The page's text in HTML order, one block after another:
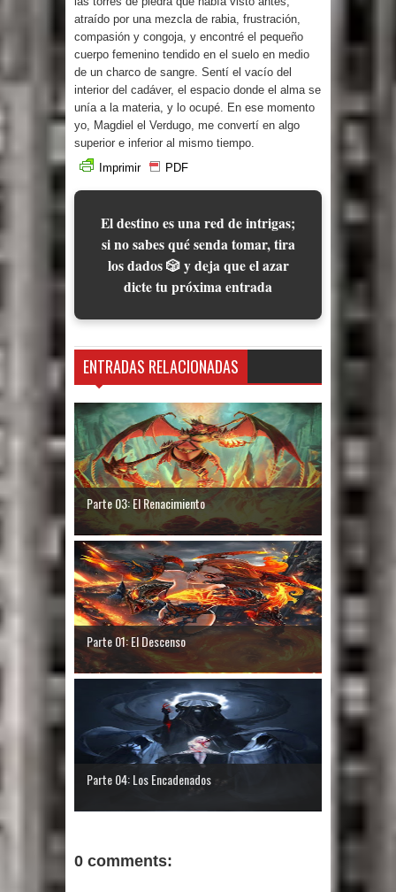
atraído por una mezcla de rabia, frustración,
compasión y congoja, y encontré el pequeño
cuerpo femenino tendido en el suelo en medio
de un charco de sangre. Sentí el vacío del
interior del cadáver, el espacio donde el alma se
unía a la materia, y lo ocupé. En ese momento
yo, Magdiel el Verdugo, me convertí en algo
superior e inferior al mismo tiempo.
Imprimir
PDF
El destino es una red de intrigas;
si no sabes qué senda tomar, tira
los dados 🎲 y deja que el azar
dicte tu próxima entrada
ENTRADAS RELACIONADAS
Parte 03: El Renacimiento
Parte 01: El Descenso
Parte 04: Los Encadenados
0 comments: